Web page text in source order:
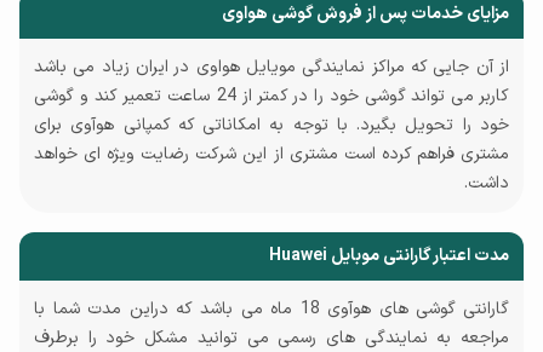
مزایای خدمات پس از فروش گوشی هواوی
از آن جایی که مراکز نمایندگی مویایل هواوی در ایران زیاد می باشد
کاربر می تواند گوشی خود را در کمتر از 24 ساعت تعمیر کند و گوشی
خود را تحویل بگیرد. با توجه به امکاناتی که کمپانی هوآوی برای
مشتری فراهم کرده است مشتری از این شرکت رضایت ویژه ای خواهد
داشت.
مدت اعتبار گارانتی موبایل Huawei
گارانتی گوشی های هوآوی 18 ماه می باشد که دراین مدت شما با
مراجعه به نمایندگی های رسمی می توانید مشکل خود را برطرف